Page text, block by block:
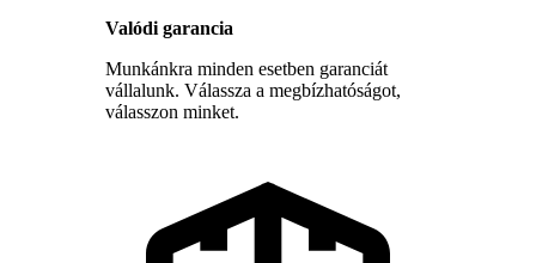
Valódi garancia
Munkánkra minden esetben garanciát
vállalunk. Válassza a megbízhatóságot,
válasszon minket.